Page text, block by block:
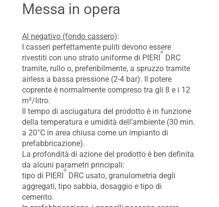
Messa in opera
Al negativo (fondo cassero):
I casseri perfettamente puliti devono essere
rivestiti con uno strato uniforme di PIERI
®
DRC
tramite, rullo o, preferibilmente, a spruzzo tramite
airless a bassa pressione (2-4 bar). Il potere
coprente è normalmente compreso tra gli 8 e i 12
m²/litro.
Il tempo di asciugatura del prodotto è in funzione
della temperatura e umidità dell’ambiente (30 min.
a 20°C in area chiusa come un impianto di
prefabbricazione).
La profondità di azione del prodotto è ben definita
da alcuni parametri principali:
tipo di PIERI
®
DRC usato, granulometria degli
aggregati, tipo sabbia, dosaggio e tipo di
cemento.